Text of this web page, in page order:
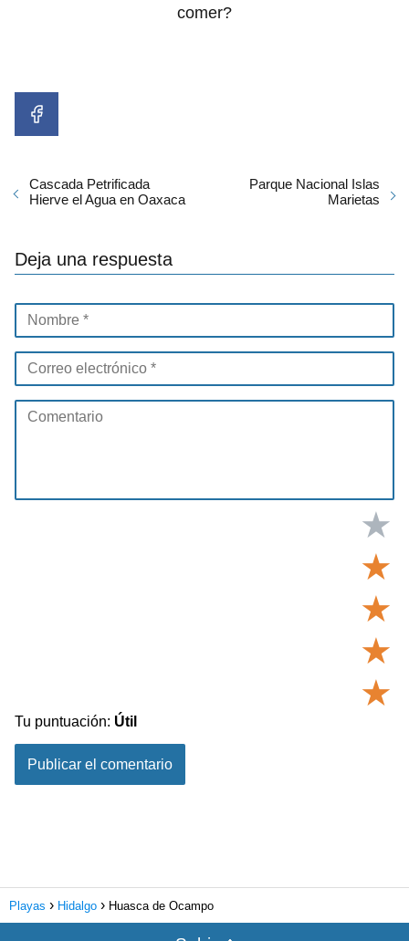
comer?
Cascada Petrificada
Hierve el Agua en Oaxaca
Parque Nacional Islas
Marietas
Deja una respuesta
★
★
★
★
★
Tu puntuación: Útil
Playas Hidalgo Huasca de Ocampo